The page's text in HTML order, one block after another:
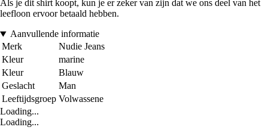
Als je dit shirt koopt, kun je er zeker van zijn dat we ons deel van het
leefloon ervoor betaald hebben.
Aanvullende informatie
Merk
Nudie Jeans
Kleur
marine
Kleur
Blauw
Geslacht
Man
Leeftijdsgroep Volwassene
Loading...
Loading...